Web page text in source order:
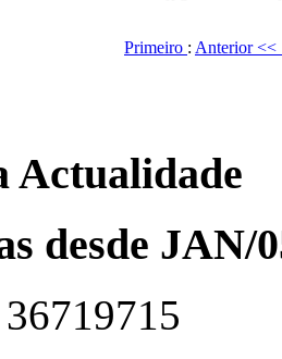
Primeiro : Anterior <<
Actualidade
desde JAN/
36719715